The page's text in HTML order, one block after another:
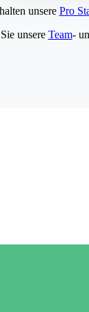
unsere Pro
unsere Team-